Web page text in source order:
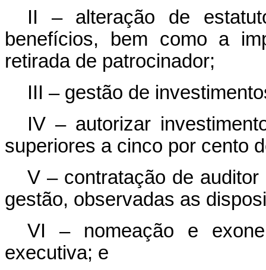
II – alteração de
benefícios, bem como a
retirada de patrocinador;
III – gestão de
IV – autorizar
superiores a cinco por cento
V – contratação de
gestão, observadas as
VI – nomeação e
executiva; e